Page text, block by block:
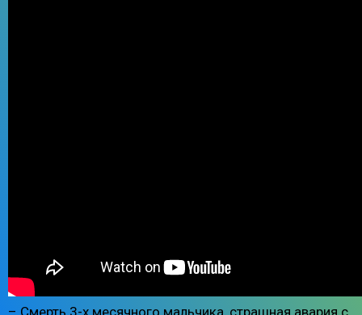
– Смерть 3-х месячного мальчика, страшная авария с